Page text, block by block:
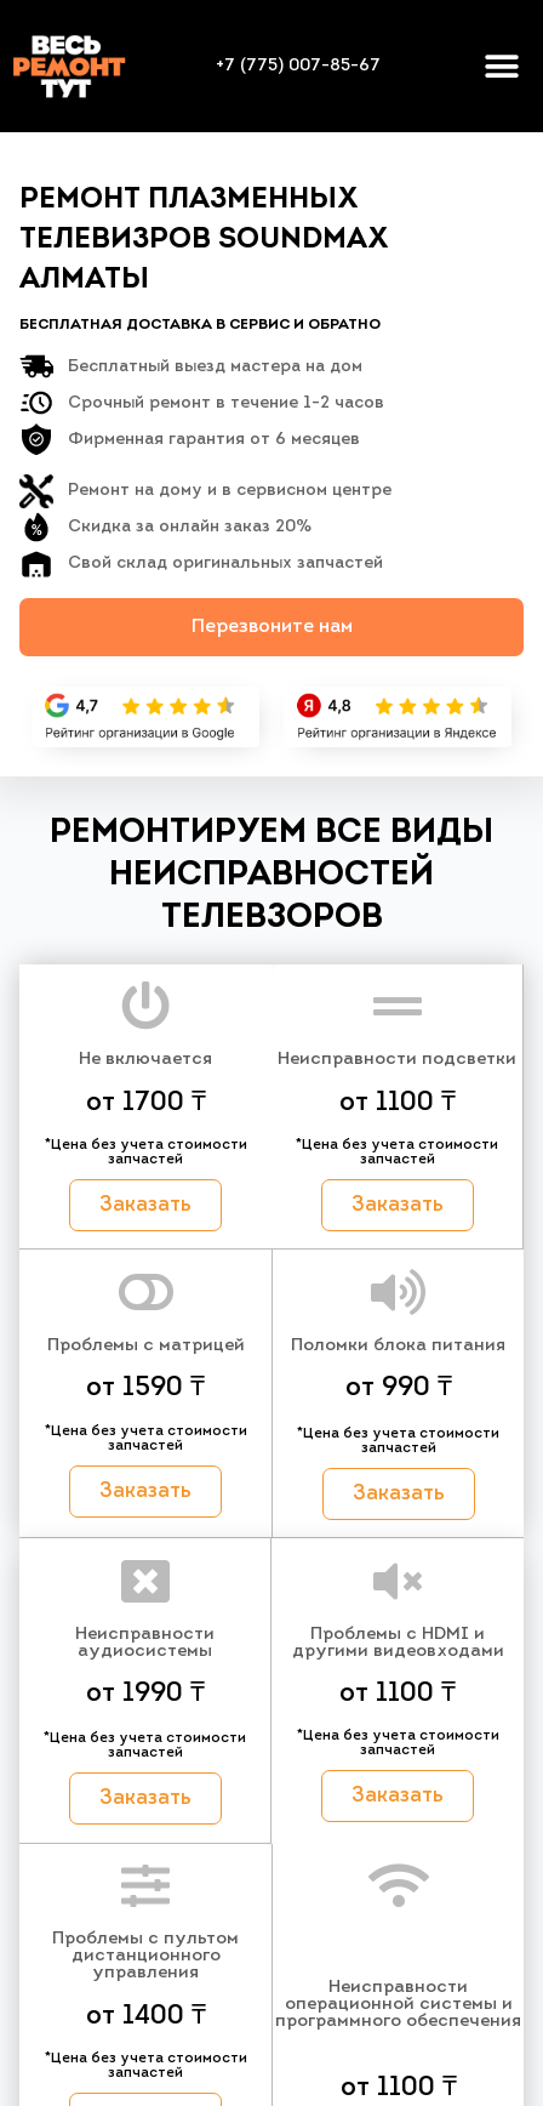
+7 (775) 007-85-67
РЕМОНТ ПЛАЗМЕННЫХ
ТЕЛЕВИЗРОВ SOUNDMAX
АЛМАТЫ
БЕСПЛАТНАЯ ДОСТАВКА В СЕРВИС И ОБРАТНО
Бесплатный выезд мастера на дом
Срочный ремонт в течение 1-2 часов
Фирменная гарантия от 6 месяцев
Ремонт на дому и в сервисном центре
Скидка за онлайн заказ 20%
Свой склад оригинальных запчастей
Перезвоните нам
РЕМОНТИРУЕМ ВСЕ ВИДЫ
НЕИСПРАВНОСТЕЙ
ТЕЛЕВЗОРОВ
Не включается
от 1700 ₸
*Цена без учета стоимости
запчастей
Заказать
Неисправности подсветки
от 1100 ₸
*Цена без учета стоимости
запчастей
Заказать
Проблемы с матрицей
от 1590 ₸
*Цена без учета стоимости
запчастей
Заказать
Поломки блока питания
от 990 ₸
*Цена без учета стоимости
запчастей
Заказать
Неисправности
аудиосистемы
от 1990 ₸
*Цена без учета стоимости
запчастей
Заказать
Проблемы с HDMI и
другими видеовходами
от 1100 ₸
*Цена без учета стоимости
запчастей
Заказать
Проблемы с пультом
дистанционного
управления
от 1400 ₸
*Цена без учета стоимости
запчастей
Неисправности
операционной системы и
программного обеспечения
от 1100 ₸